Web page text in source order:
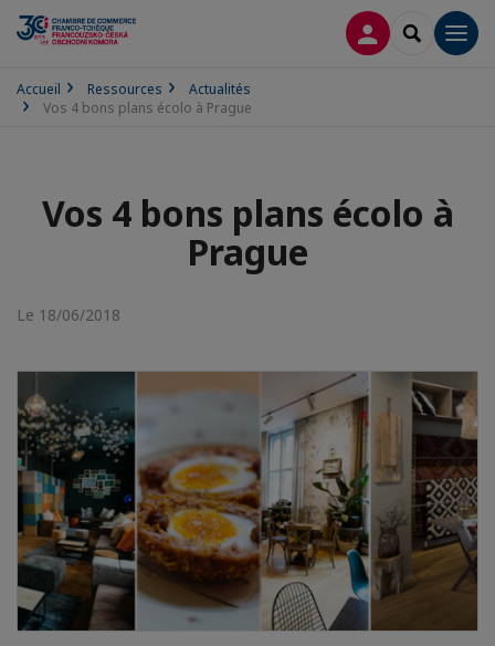
CONNEXION
Accueil Ressources
Actualités
Vos 4 bons plans écolo à Prague
Vos 4 bons plans écolo à
Prague
Le 18/06/2018